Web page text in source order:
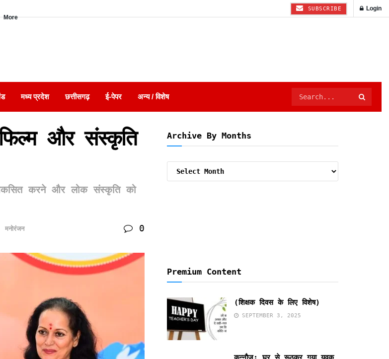
More
SUBSCRIBE Login
मध्य प्रदेश छत्तीसगढ़ ई-पेपर अन्य / विशेष
फिल्म और संस्कृति
करने और लोक संस्कृति को
मनोरंजन 0
Archive By Months
Premium Content
(शिक्षक दिवस के लिए विशेष)
SEPTEMBER 3, 2025